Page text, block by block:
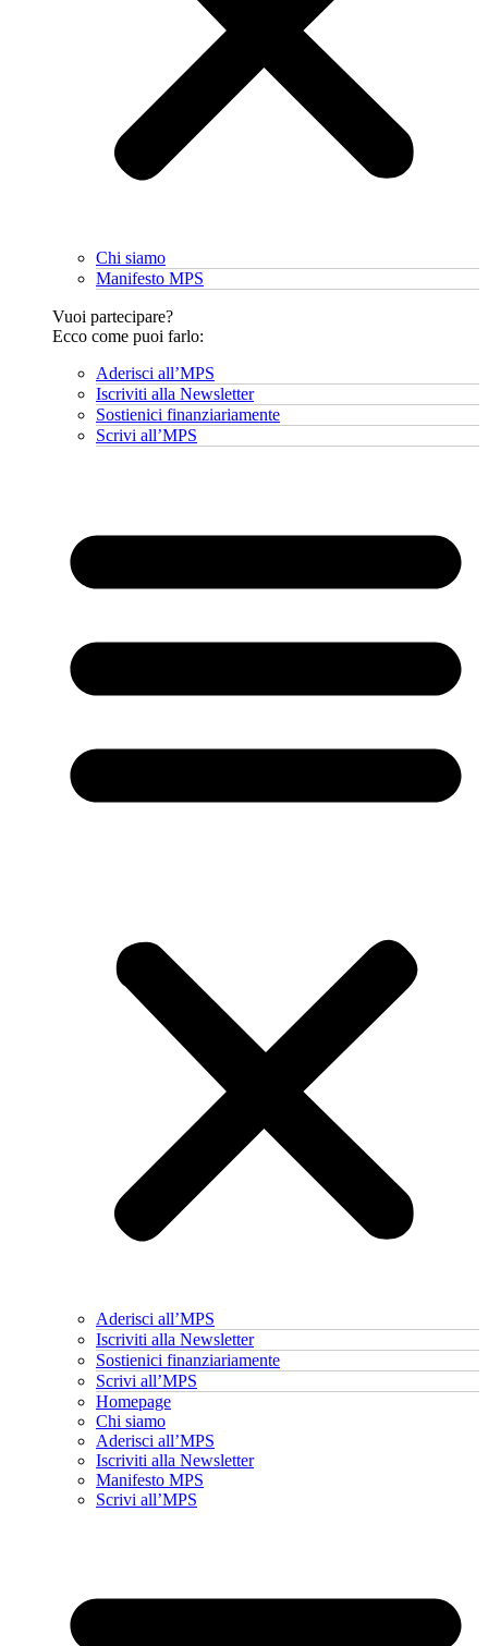
Chi siamo
Manifesto MPS
Vuoi partecipare?
Ecco come puoi farlo:
Aderisci all’MPS
Iscriviti alla Newsletter
Sostienici finanziariamente
Scrivi all’MPS
Aderisci all’MPS
Iscriviti alla Newsletter
Sostienici finanziariamente
Scrivi all’MPS
Homepage
Chi siamo
Aderisci all’MPS
Iscriviti alla Newsletter
Manifesto MPS
Scrivi all’MPS